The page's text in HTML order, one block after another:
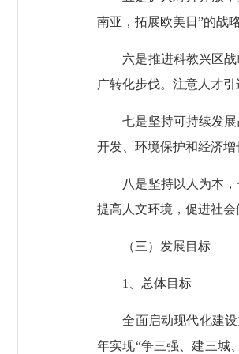
南亚，拓展欧美日”的战
六是推进科教兴区战略
广转化步伐。注意人才
七是坚持可持续发展
开发、环境保护和经济增
八是坚持以人为本，
提高人文环境，促进社会
（三）发展目标
1、总体目标
全面启动现代化建设第
年实现“争三强、建三城